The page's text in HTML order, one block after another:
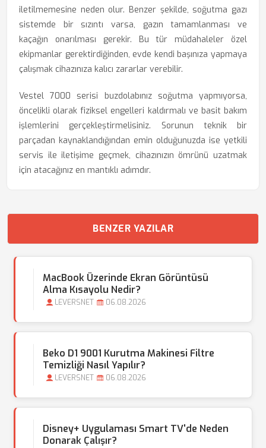
iletilmemesine neden olur. Benzer şekilde, soğutma gazı
sistemde bir sızıntı varsa, gazın tamamlanması ve
kaçağın onarılması gerekir. Bu tür müdahaleler özel
ekipmanlar gerektirdiğinden, evde kendi başınıza yapmaya
çalışmak cihazınıza kalıcı zararlar verebilir.
Vestel 7000 serisi buzdolabınız soğutma yapmıyorsa,
öncelikli olarak fiziksel engelleri kaldırmalı ve basit bakım
işlemlerini gerçekleştirmelisiniz. Sorunun teknik bir
parçadan kaynaklandığından emin olduğunuzda ise yetkili
servis ile iletişime geçmek, cihazınızın ömrünü uzatmak
için atacağınız en mantıklı adımdır.
BENZER YAZILAR
MacBook Üzerinde Ekran Görüntüsü
Alma Kısayolu Nedir?
LEVERSNET 06.08.2026
Beko D1 9001 Kurutma Makinesi Filtre
Temizliği Nasıl Yapılır?
LEVERSNET 06.08.2026
Disney+ Uygulaması Smart TV'de Neden
Donarak Çalışır?